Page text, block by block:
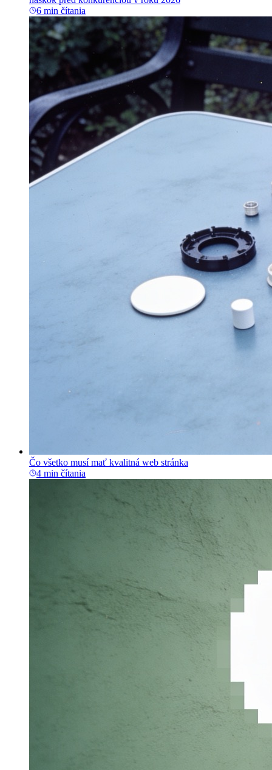
6 min čítania
Čo všetko musí mať kvalitná web stránka
4 min čítania